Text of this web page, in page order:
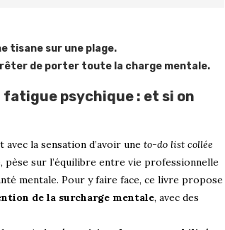
tisane sur une plage.
de porter toute la charge mentale.
psychique : et si on
avec la sensation d’avoir une to-do list collée
pèse sur l’équilibre entre vie professionnelle
mentale. Pour y faire face, ce livre propose
de la surcharge mentale, avec des